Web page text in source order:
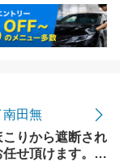
南田無
りから遮断され
せ頂けます。お